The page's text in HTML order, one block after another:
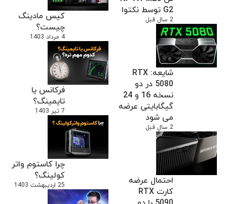
کیس مادینگ
چیست؟
4 مرداد 1403
فرکانس یا
تایمینگ؟
7 تیر 1403
چرا کاستوم واتر
کولینگ؟
25 اردیبهشت 1403
G2 توسط نکتوا
2 سال قبل
شایعه: RTX
5080 در دو
نسخه 16 و 24
گیگابایتی عرضه
می شود
2 سال قبل
احتمال عرضه
کارت RTX